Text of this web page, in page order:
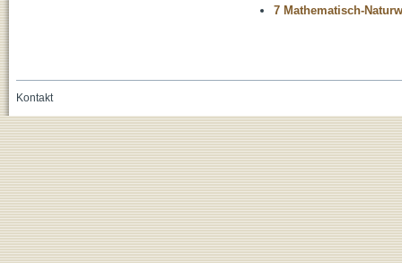
7 Mathematisch-
Kontakt